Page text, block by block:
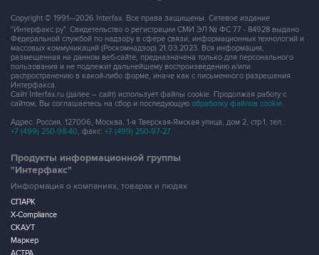
Фотохроника 20 июля